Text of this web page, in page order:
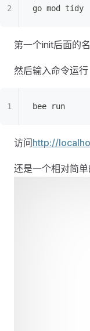
go mod tidy
第一个init后面的
然后输入命令运行
bee run
访问http://
还是一个相对简